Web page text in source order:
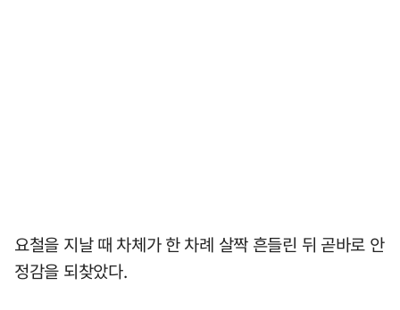
요철을 지날 때 차체가 한 차례 살짝 흔들린 뒤 곧바로 안
정감을 되찾았다.